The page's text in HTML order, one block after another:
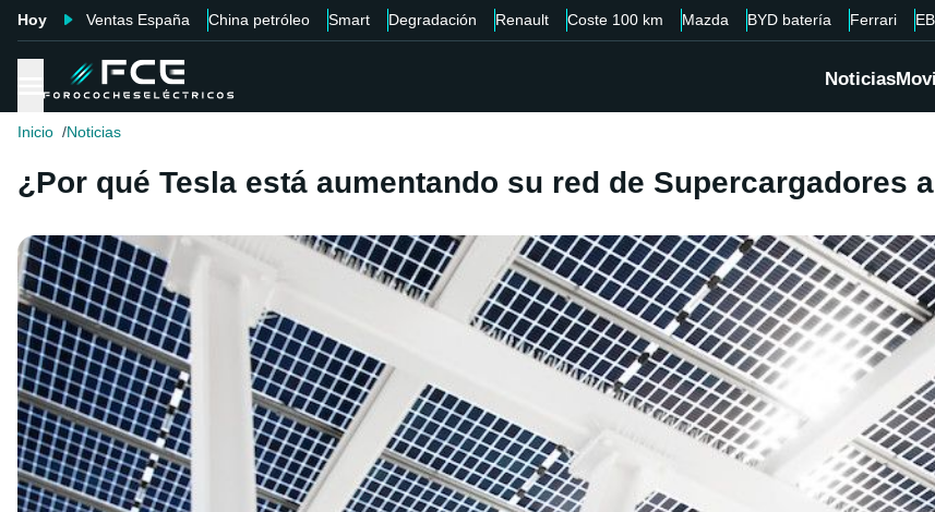
Hoy Ventas España China petróleo Smart Degradación Renault Coste 100 km Mazda BYD batería Ferrari
Noticias
Inicio Noticias
¿Por qué Tesla está aumentando su red de Supercargadores